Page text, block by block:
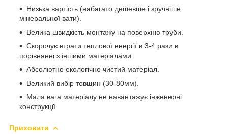
Низька вартість (набагато дешевше і зручніше
мінеральної вати).
Велика швидкість монтажу на поверхню труби.
Скорочує втрати теплової енергії в 3-4 рази в
порівнянні з іншими матеріалами.
Абсолютно екологічно чистий матеріал.
Великий вибір товщин (30-80мм).
Мала вага матеріалу не навантажує інженерні
конструкції.
Приховати